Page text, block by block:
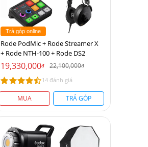
Trả góp online
Rode PodMic + Rode Streamer X
+ Rode NTH-100 + Rode DS2
19,330,000đ 22,100,000đ
14 đánh giá
MUA TRẢ GÓP